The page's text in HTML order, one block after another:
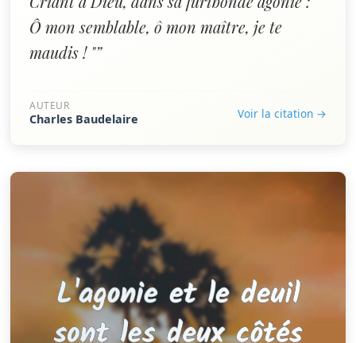
Ô mon semblable, ô mon maître, je te
maudis ! "”
AUTEUR
Charles Baudelaire Voir la citation →